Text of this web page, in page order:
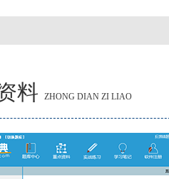
料 ZHONG DIAN ZI LIAO